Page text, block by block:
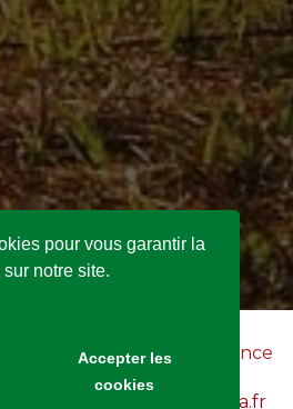
pour vous garantir la
notre site.
Accepter les
cookies
Site Internet crée par
l'agence
site Internet www.fransylva.fr